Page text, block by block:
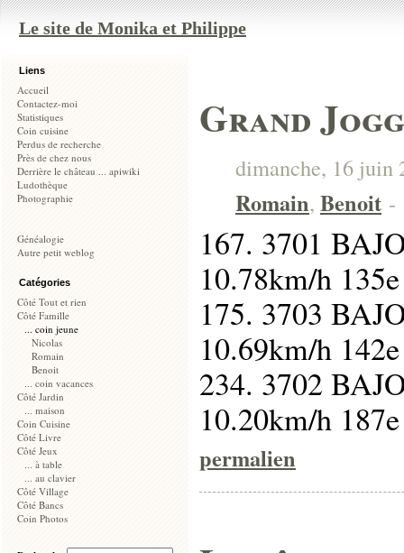
Le site de Monika et Philippe
Liens
Accueil
Contactez-moi
Statistiques
Coin cuisine
Perdus de recherche
Près de chez nous
Derrière le château ... apiwiki
Ludothèque
Photographie
Généalogie
Autre petit weblog
Catégories
Côté Tout et rien
Côté Famille
... coin jeune
Nicolas
Romain
Benoit
... coin vacances
Côté Jardin
... maison
Coin Cuisine
Côté Livre
Côté Jeux
... à table
... au clavier
Côté Village
Côté Bancs
Coin Photos
Grand
dimanche, 16 juin
Romain, Benoit -
167. 3701
10.78km/h
175. 3703
10.69km/h
234. 3702
10.20km/h
permalien